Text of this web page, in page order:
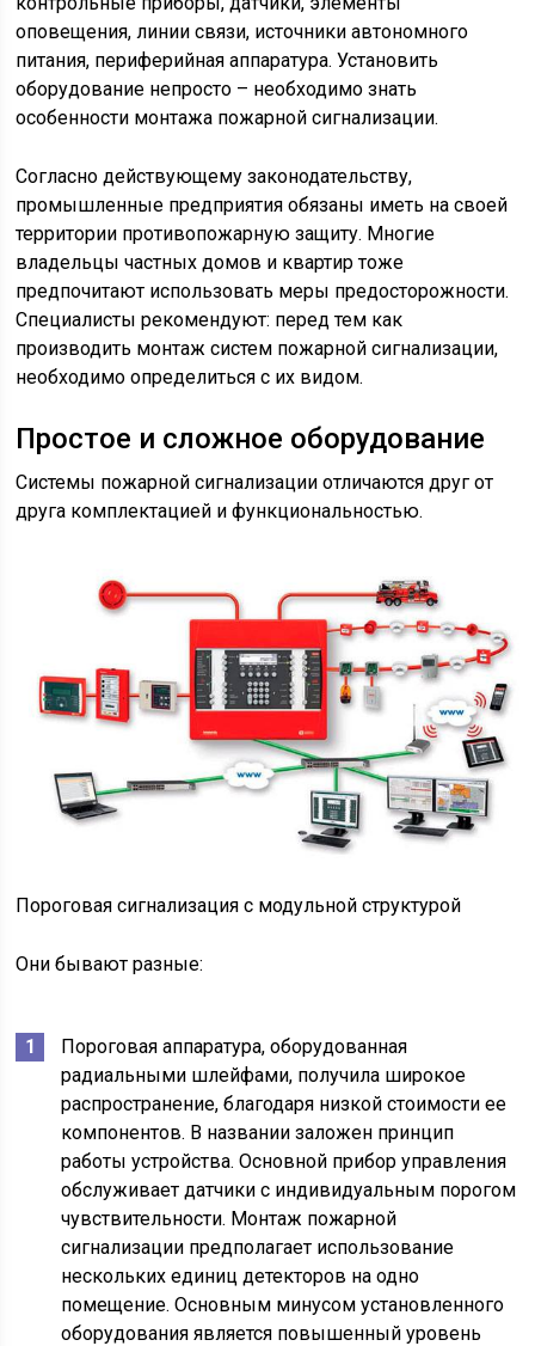
оповещения, линии связи, источники автономного
питания, периферийная аппаратура. Установить
оборудование непросто – необходимо знать
особенности монтажа пожарной сигнализации.
Согласно действующему законодательству,
промышленные предприятия обязаны иметь на своей
территории противопожарную защиту. Многие
владельцы частных домов и квартир тоже
предпочитают использовать меры предосторожности.
Специалисты рекомендуют: перед тем как
производить монтаж систем пожарной сигнализации,
необходимо определиться с их видом.
Простое и сложное оборудование
Системы пожарной сигнализации отличаются друг от
друга комплектацией и функциональностью.
Пороговая сигнализация с модульной структурой
Они бывают разные:
Пороговая аппаратура, оборудованная
радиальными шлейфами, получила широкое
распространение, благодаря низкой стоимости ее
компонентов. В названии заложен принцип
работы устройства. Основной прибор управления
обслуживает датчики с индивидуальным порогом
чувствительности. Монтаж пожарной
сигнализации предполагает использование
нескольких единиц детекторов на одно
помещение. Основным минусом установленного
оборудования является повышенный уровень